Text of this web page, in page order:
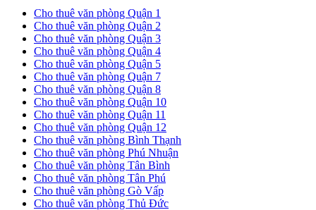
Cho thuê văn phòng Quận 1
Cho thuê văn phòng Quận 2
Cho thuê văn phòng Quận 3
Cho thuê văn phòng Quận 4
Cho thuê văn phòng Quận 5
Cho thuê văn phòng Quận 7
Cho thuê văn phòng Quận 8
Cho thuê văn phòng Quận 10
Cho thuê văn phòng Quận 11
Cho thuê văn phòng Quận 12
Cho thuê văn phòng Bình Thạnh
Cho thuê văn phòng Phú Nhuận
Cho thuê văn phòng Tân Bình
Cho thuê văn phòng Tân Phú
Cho thuê văn phòng Gò Vấp
Cho thuê văn phòng Thủ Đức